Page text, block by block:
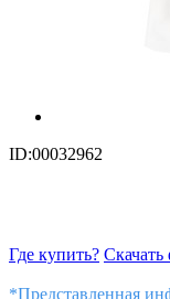
ID:00032962
Где купить?
*Представленная